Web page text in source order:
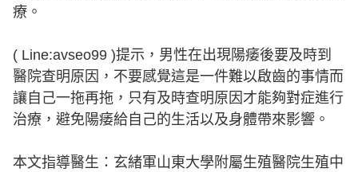
療。
( Line:avseo99 )提示，男性在出現陽痿後要及時到
醫院查明原因，不要感覺這是一件難以啟齒的事情而
讓自己一拖再拖，只有及時查明原因才能夠對症進行
治療，避免陽痿給自己的生活以及身體帶來影響。
本文指導醫生：玄緒軍山東大學附屬生殖醫院生殖中